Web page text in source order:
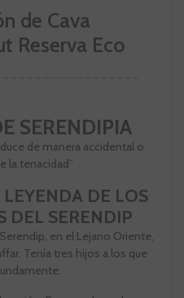
de Cava
Reserva Eco
SERENDIPIA
de manera accidental o
la tenacidad”
DE LOS
DEL SERENDIP
en el Lejano Oriente,
Tenía tres hijos a los que